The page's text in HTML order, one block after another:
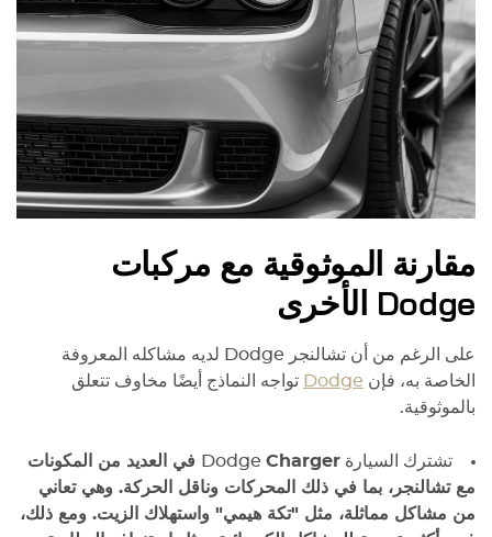
مقارنة الموثوقية مع مركبات
Dodge الأخرى
على الرغم من أن تشالنجر Dodge لديه مشاكله المعروفة
الخاصة به، فإن Dodge تواجه النماذج أيضًا مخاوف تتعلق
بالموثوقية.
تشترك السيارة Dodge Charger
في العديد من المكونات
مع تشالنجر، بما في ذلك المحركات وناقل الحركة. وهي تعاني
من مشاكل مماثلة، مثل "تكة هيمي" واستهلاك الزيت. ومع ذلك،